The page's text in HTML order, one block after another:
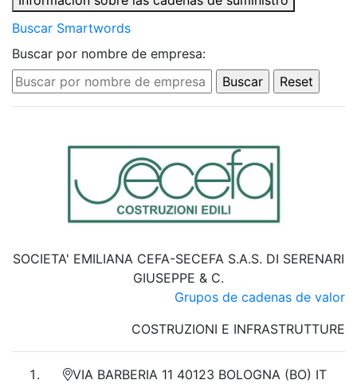
Buscar Smartwords
Buscar por nombre de empresa:
SOCIETA' EMILIANA CEFA-SECEFA S.A.S. DI SERENARI
GIUSEPPE & C.
Grupos de cadenas de valor
COSTRUZIONI E INFRASTRUTTURE
VIA BARBERIA 11 40123 BOLOGNA (BO) IT